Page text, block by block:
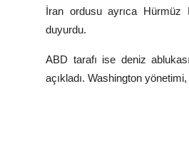
İran ordusu ayrıca Hürmüz
duyurdu.
ABD tarafı ise deniz
açıkladı. Washington